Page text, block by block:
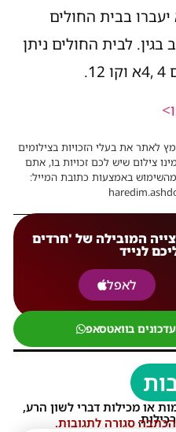
בבית החולים
לבית החולים ניתן
לאתר את בעלי הזכויות בצילומים
צילום שיש לכם זכויות בו, אתם
באמצעות כתובת המייל:
המובילה של 'חרדים
לנייד
לאפל
בוואטסאפ
או מכילות דברי לשון הרע,
סגורה לתגובות.